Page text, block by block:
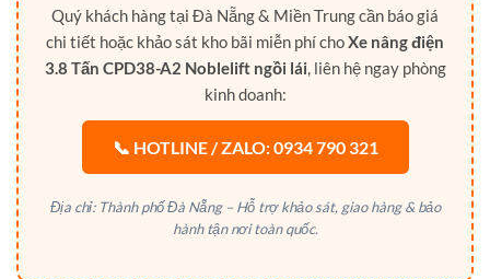
Quý khách hàng tại Đà Nẵng & Miền Trung cần báo giá
chi tiết hoặc khảo sát kho bãi miễn phí choXe nâng điện
3.8 Tấn CPD38-A2 Noblelift ngồi lái , liên hệ ngay phòng
kinh doanh:
📞 HOTLINE / ZALO: 0934 790 321
Địa chỉ: Thành phố Đà Nẵng – Hỗ trợ khảo sát, giao hàng & bảo
hành tận nơi toàn quốc.